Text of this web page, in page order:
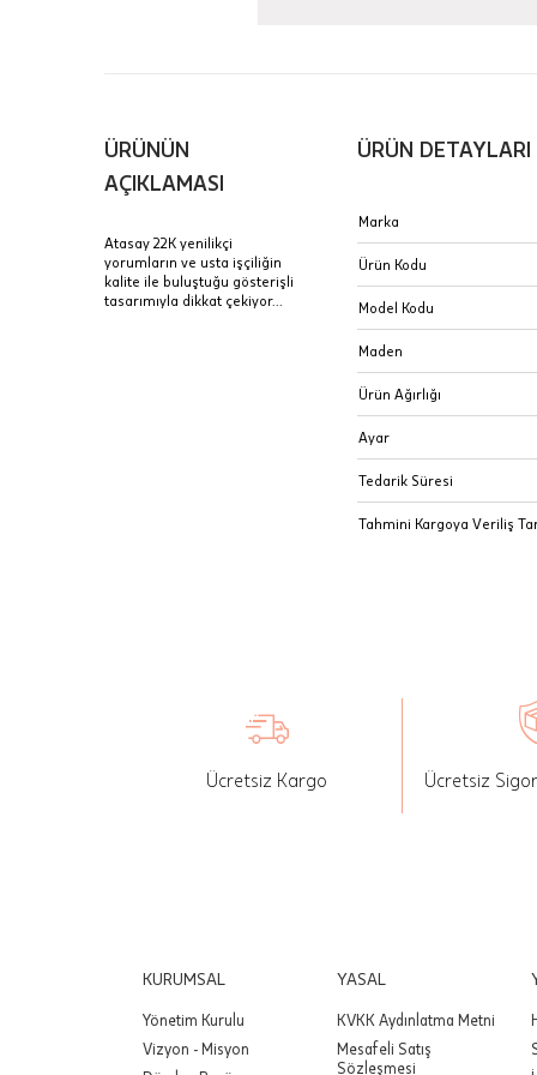
Stoklar çok
Taksit
E-Posta Adresi
ÜRÜNÜN
AÇIKLAMASI
Atasay 22K yenilikçi
yorumların ve usta işçiliğin
kalite ile buluştuğu gösterişli
tasarımıyla dikkat çekiyor...
ÜRÜN DETAYLARI
Marka
Ürün Kodu
Model Kodu
Maden
Ürün Ağırlığı
Ayar
Tedarik Süresi
Tahmini Kargoya Veriliş
Ücretsiz Kargo Ücretsiz
KURUMSAL
Yönetim Kurulu
Vizyon - Misyon
YASAL
KVKK Aydınlatma Metni
Mesafeli Satış
Sözleşmesi
Sertifika
JTR |
Sipariş
İptal:
seçilen
Önemli:
Önemli: